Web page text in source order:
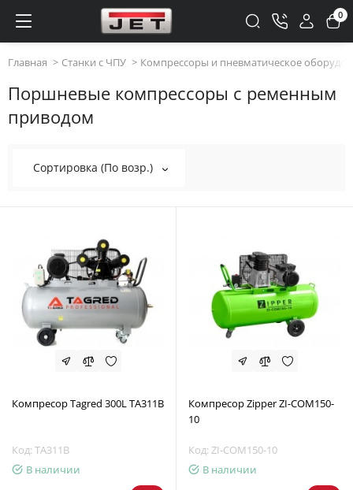
0
Главная Станки с ЧПУ Компрессоры и пневматическое
Поршневые компрессоры с ременным
приводом
Сортировка (По возр.)
Компресор Tagred 300L TA311B
Код: TA311B
В наличии
Компресор Zipper ZI-COM150-
10
Код: ZI-COM150-10
В наличии